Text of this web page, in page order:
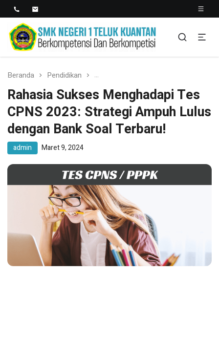
SMK NEGERI 1 TELUK
KUANTAN
Berkopetensi Dan Berkompetisi
Beranda Pendidikan Rahasia Sukses Menghadapi Tes
Rahasia Sukses Menghadapi Tes
CPNS 2023: Strategi Ampuh Lulus
dengan Bank Soal Terbaru!
admin Maret 9, 2024